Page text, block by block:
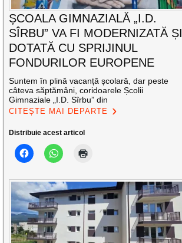
ȘCOALA GIMNAZIALĂ „I.D.
SÎRBU” VA FI MODERNIZATĂ ȘI
DOTATĂ CU SPRIJINUL
FONDURILOR EUROPENE
Suntem în plină vacanță școlară, dar peste
câteva săptămâni, coridoarele Școlii
Gimnaziale „I.D. Sîrbu” din
CITEȘTE MAI DEPARTE
Distribuie acest articol